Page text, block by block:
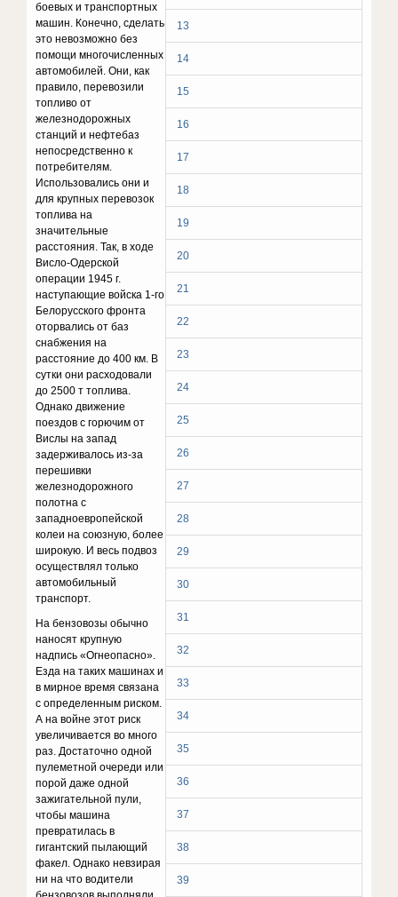
13
14
15
16
17
18
19
20
21
22
23
24
25
26
27
28
29
30
31
32
33
34
35
36
37
38
39
боевых и транспортных
машин. Конечно, сделать
это невозможно без
помощи многочисленных
автомобилей. Они, как
правило, перевозили
топливо от
железнодорожных
станций и нефтебаз
непосредственно к
потребителям.
Использовались они и
для крупных перевозок
топлива на
значительные
расстояния. Так, в ходе
Висло-Одерской
операции 1945 г.
наступающие войска 1-го
Белорусского фронта
оторвались от баз
снабжения на
расстояние до 400 км. В
сутки они расходовали
до 2500 т топлива.
Однако движение
поездов с горючим от
Вислы на запад
задерживалось из-за
перешивки
железнодорожного
полотна с
западноевропейской
колеи на союзную, более
широкую. И весь подвоз
осуществлял только
автомобильный
транспорт.
На бензовозы обычно
наносят крупную
надпись «Огнеопасно».
Езда на таких машинах и
в мирное время связана
с определенным риском.
А на войне этот риск
увеличивается во много
раз. Достаточно одной
пулеметной очереди или
порой даже одной
зажигательной пули,
чтобы машина
превратилась в
гигантский пылающий
факел. Однако невзирая
ни на что водители